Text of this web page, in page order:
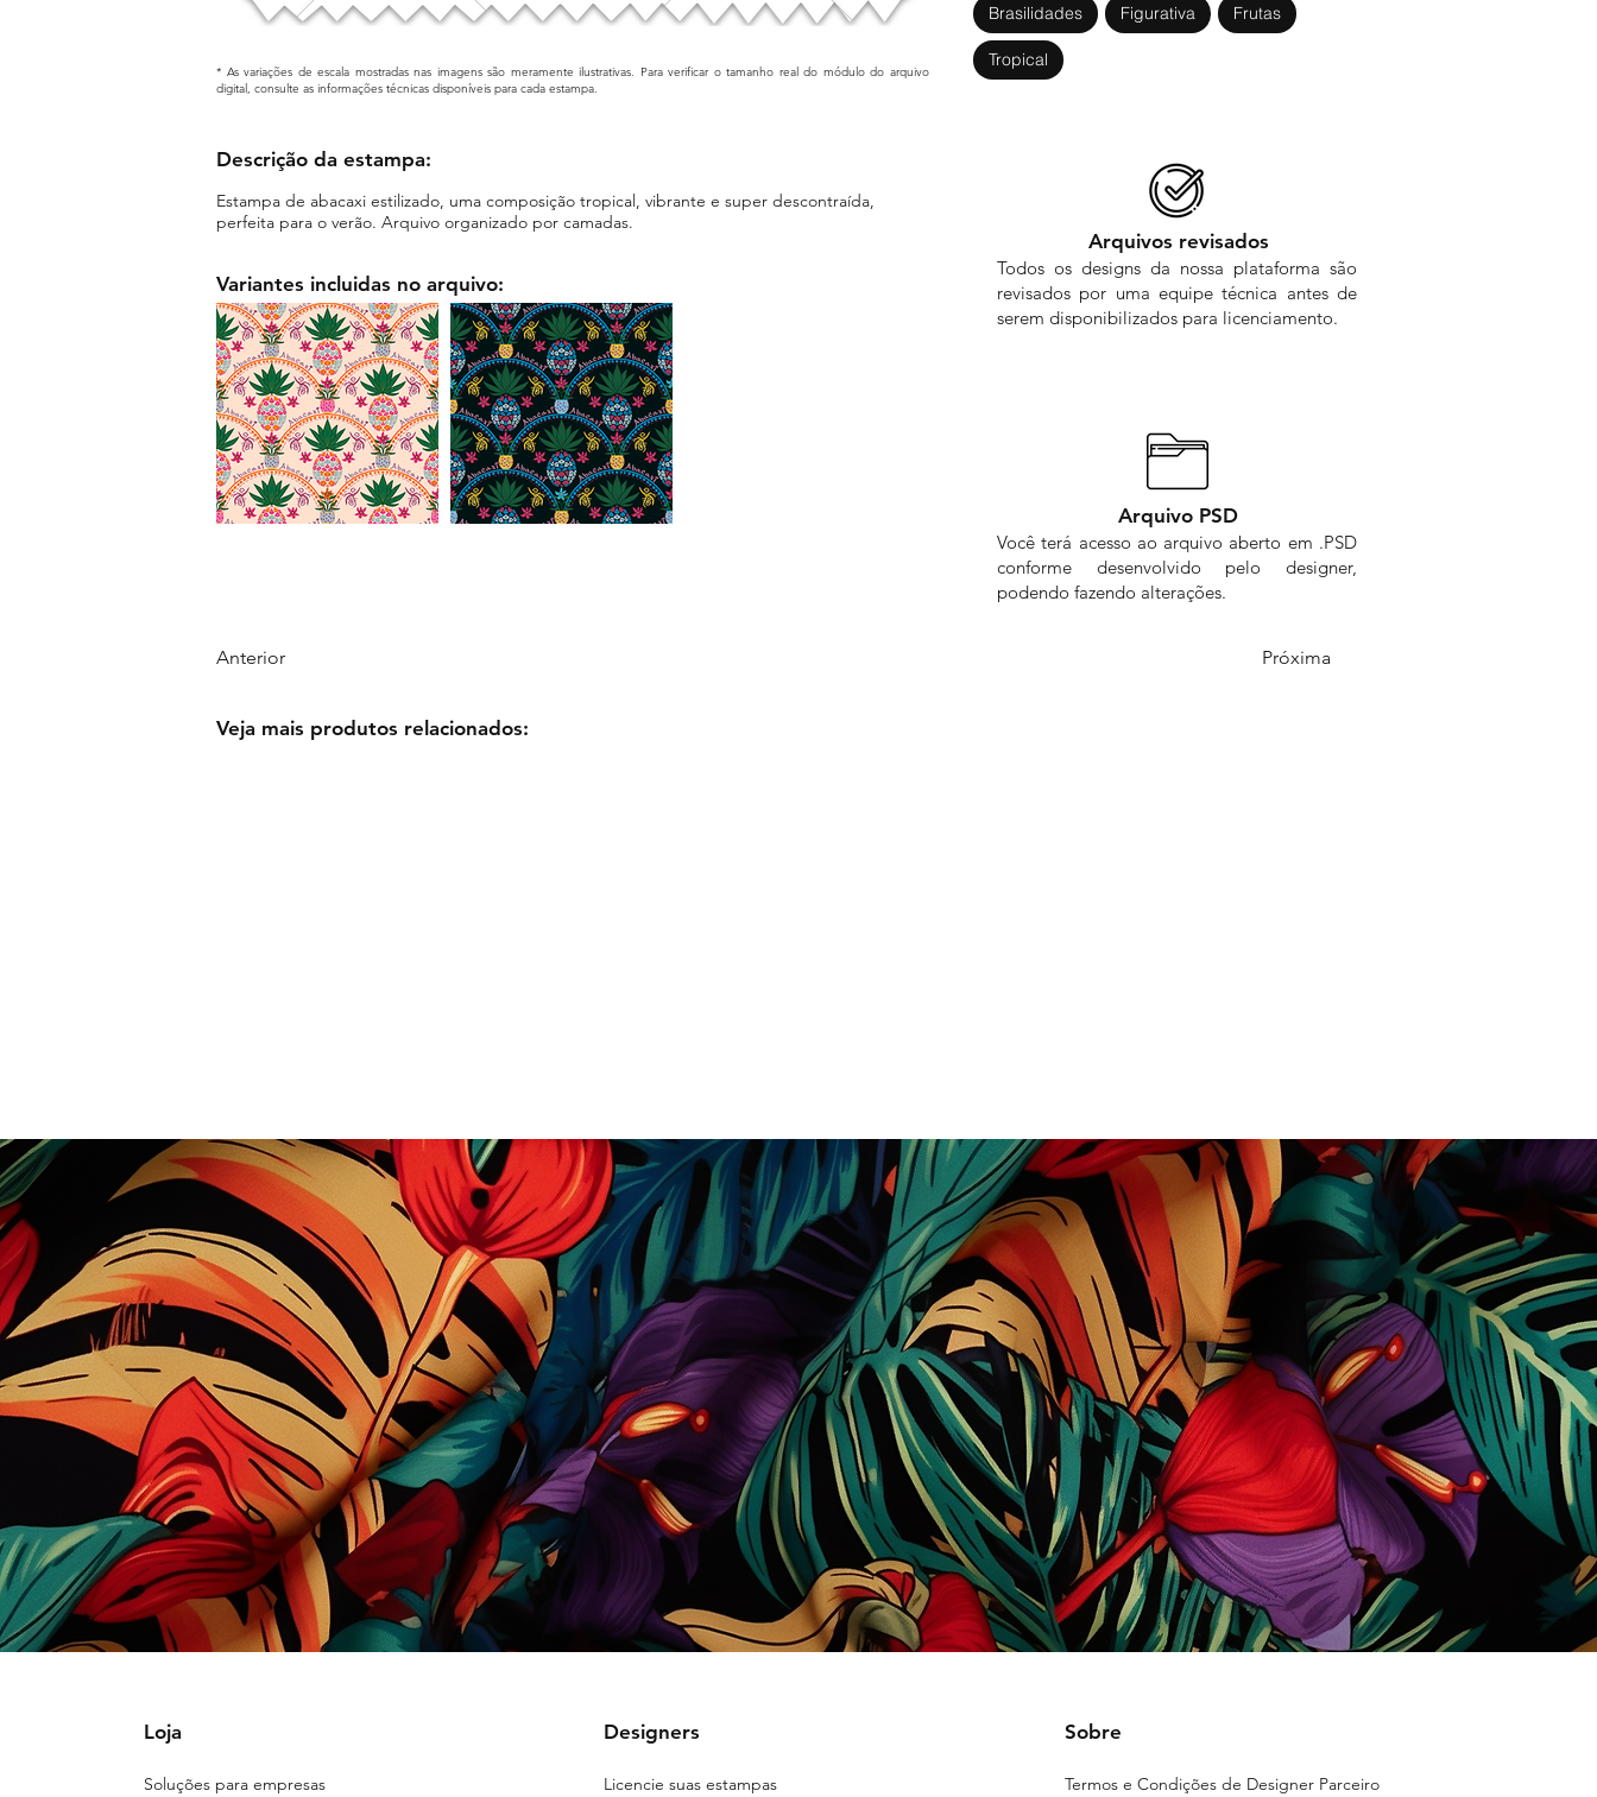
* As variações de escala mostradas nas imagens são meramente ilustrativas. Para verificar o tamanho real do módulo do arquivo
digital, consulte as informações técnicas disponíveis para cada estampa.
Brasilidades Figurativa Frutas
Tropical
Descrição da estampa:
Estampa de abacaxi estilizado, uma composição tropical, vibrante e super descontraída,
perfeita para o verão. Arquivo organizado por camadas.
Variantes incluidas no arquivo:
Arquivos revisados
Todos os designs da nossa plataforma são
revisados por uma equipe técnica antes de
serem disponibilizados para licenciamento.
Arquivo PSD
Você terá acesso ao arquivo aberto em .PSD
conforme desenvolvido pelo designer,
podendo fazendo alterações.
Anterior Próxima
Veja mais produtos relacionados:
Loja
Soluções para empresas
Designers
Licencie suas estampas
Sobre
Termos e Condições de Designer Parceiro